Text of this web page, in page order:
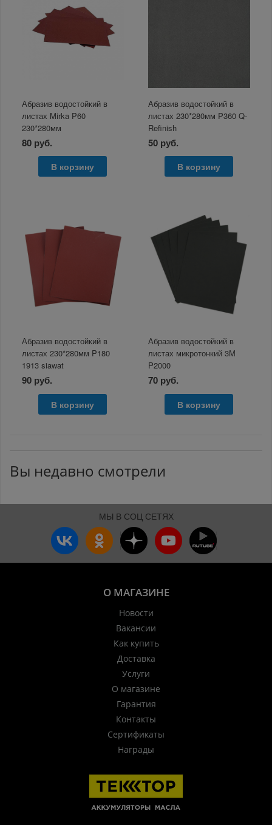
Абразив водостойкий в
листах Mirka P60
230*280мм
80 руб.
В корзину
Абразив водостойкий в
листах 230*280мм P360 Q-
Refinish
50 руб.
В корзину
Абразив водостойкий в
листах 230*280мм P180
1913 siawat
90 руб.
В корзину
Абразив водостойкий в
листах микротонкий 3М
P2000
70 руб.
В корзину
Вы недавно смотрели
МЫ В СОЦ СЕТЯХ
О МАГАЗИНЕ
Новости
Вакансии
Как купить
Доставка
Услуги
О магазине
Гарантия
Контакты
Сертификаты
Награды